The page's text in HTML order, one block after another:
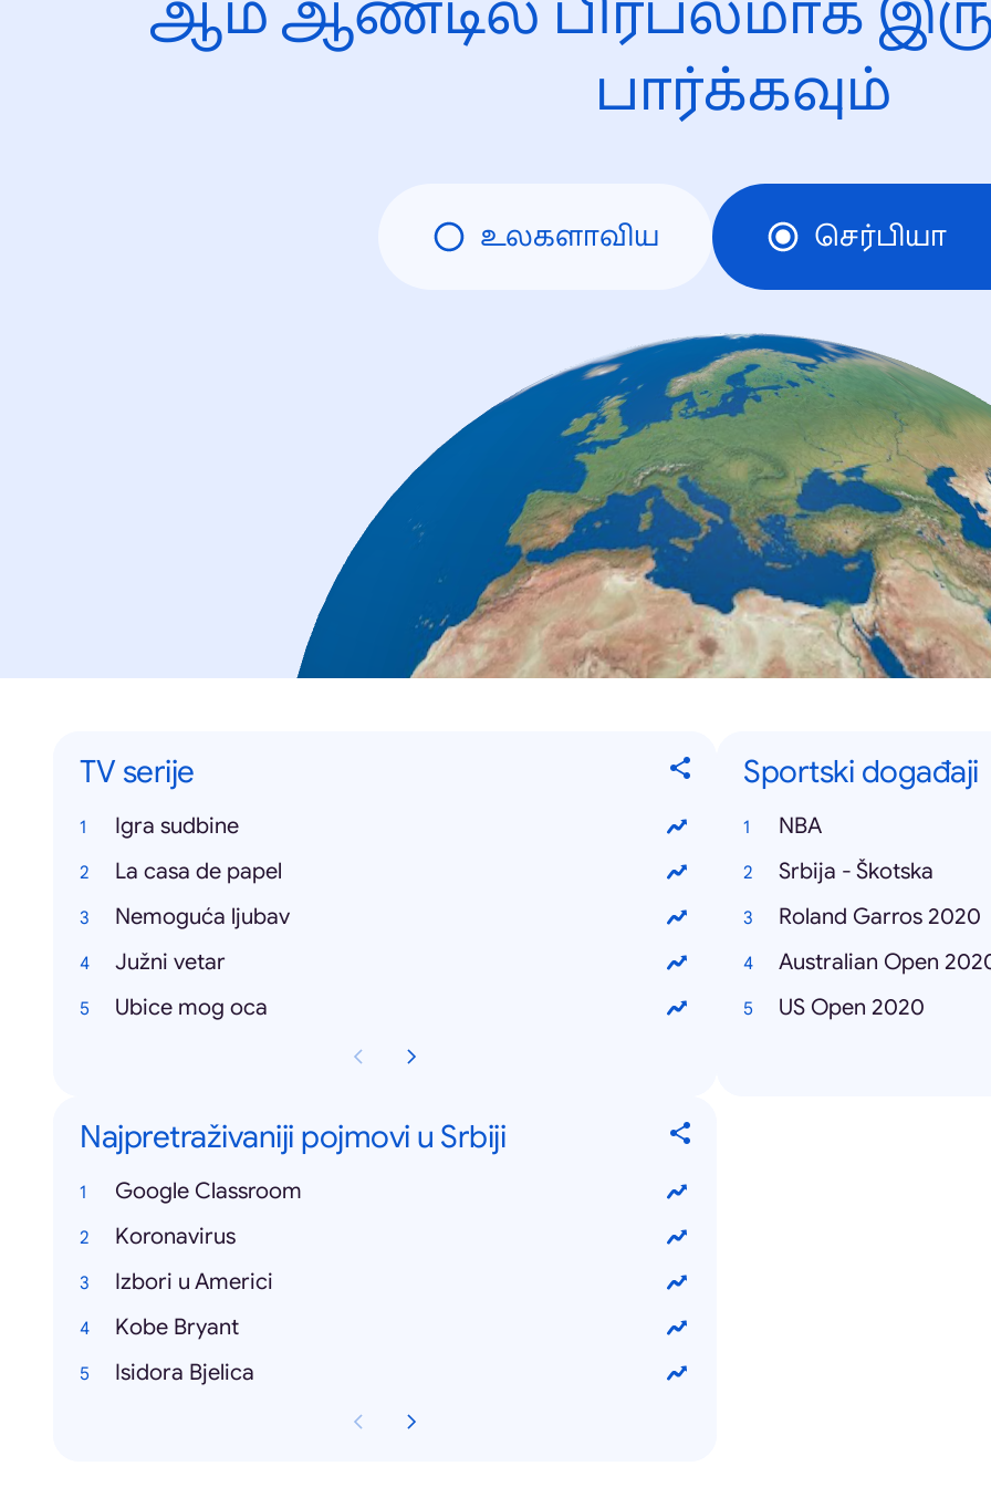
ஆம் ஆண்டில் பிரபலமாக
பார்க்கவும்
உலகளாவிய செர்பியா
TV serije
Igra sudbine
La casa de papel
Nemoguća ljubav
Južni vetar
Ubice mog oca
Sportski događaji
NBA
Srbija - Škotska
Roland Garros 2020
Australian Open
US Open 2020
Najpretraživaniji pojmovi u Srbiji
Google Classroom
Koronavirus
Izbori u Americi
Kobe Bryant
Isidora Bjelica